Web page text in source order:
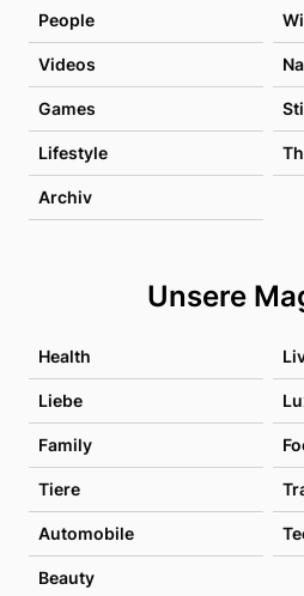
People
Videos
Games
Lifestyle
Archiv
Unsere
Health
Liebe
Family
Tiere
Automobile
Beauty